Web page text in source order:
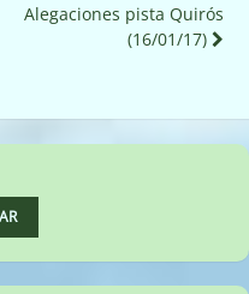
Alegaciones pista Quirós
(16/01/17)